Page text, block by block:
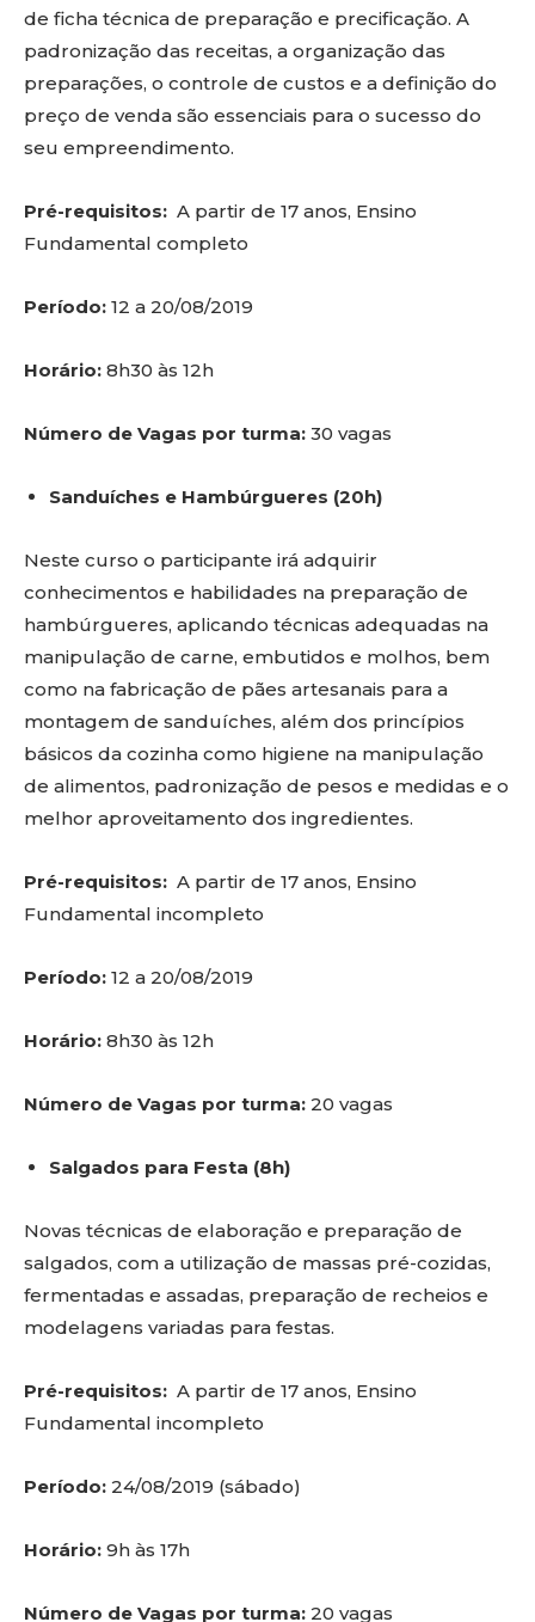
de ficha técnica de preparação e precificação. A
padronização das receitas, a organização das
preparações, o controle de custos e a definição do
preço de venda são essenciais para o sucesso do
seu empreendimento.
Pré-requisitos: A partir de 17 anos, Ensino
Fundamental completo
Período: 12 a 20/08/2019
Horário: 8h30 às 12h
Número de Vagas por turma: 30 vagas
Sanduíches e Hambúrgueres (20h)
Neste curso o participante irá adquirir
conhecimentos e habilidades na preparação de
hambúrgueres, aplicando técnicas adequadas na
manipulação de carne, embutidos e molhos, bem
como na fabricação de pães artesanais para a
montagem de sanduíches, além dos princípios
básicos da cozinha como higiene na manipulação
de alimentos, padronização de pesos e medidas e o
melhor aproveitamento dos ingredientes.
Pré-requisitos: A partir de 17 anos, Ensino
Fundamental incompleto
Período: 12 a 20/08/2019
Horário: 8h30 às 12h
Número de Vagas por turma: 20 vagas
Salgados para Festa (8h)
Novas técnicas de elaboração e preparação de
salgados, com a utilização de massas pré-cozidas,
fermentadas e assadas, preparação de recheios e
modelagens variadas para festas.
Pré-requisitos: A partir de 17 anos, Ensino
Fundamental incompleto
Período: 24/08/2019 (sábado)
Horário: 9h às 17h
Número de Vagas por turma: 20 vagas